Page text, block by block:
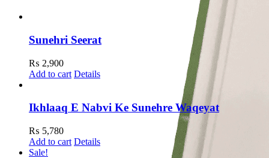
Sunehri Seerat
₨ 2,900
Add to cart Details
Ikhlaaq E Nabvi Ke Sunehre Waqeyat
₨ 5,780
Add to cart Details
Sale!